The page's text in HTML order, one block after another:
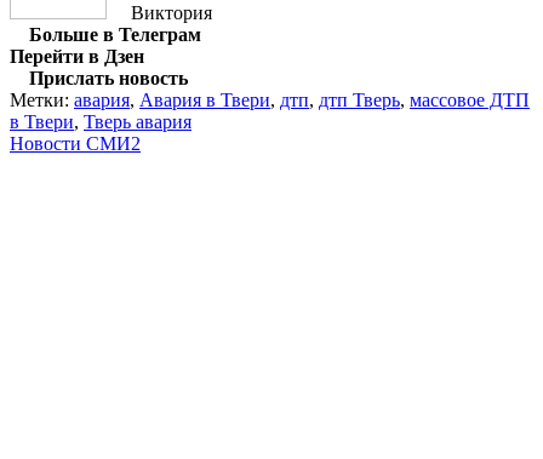
Виктория
Больше в Телеграм
Перейти в Дзен
Прислать новость
Метки: авария, Авария в Твери, дтп, дтп Тверь, массовое ДТП
в Твери, Тверь авария
Новости СМИ2